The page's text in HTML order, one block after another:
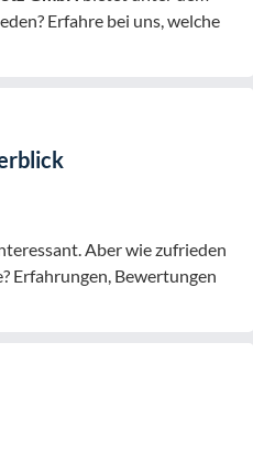
Erfahre bei uns, welche
Aber wie zufrieden
Erfahrungen, Bewertungen